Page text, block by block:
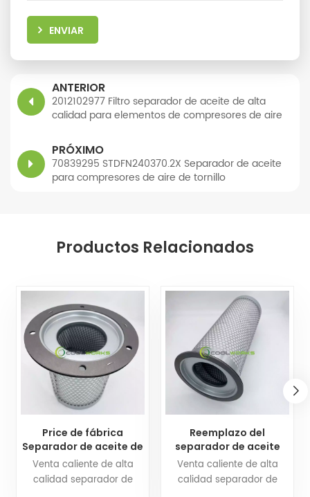
ENVIAR
ANTERIOR
2012102977 Filtro separador de aceite de alta
calidad para elementos de compresores de aire
PRÓXIMO
70839295 STDFN240370.2X Separador de aceite
para compresores de aire de tornillo
Productos Relacionados
Price de fábrica
Separador de aceite de
aire CF23017220-4
25300065-533
25300065-033
Venta caliente de alta
calidad separador de
Reemplazo del
separador de aceite
DB2012 17203391
21203391 KV210-019
para el compresor de
Venta caliente de alta
calidad separador de